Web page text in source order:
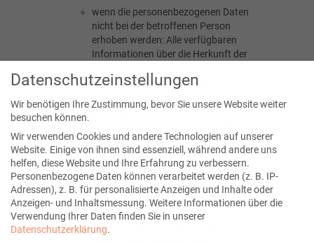
wenn die personenbezogenen Daten
nicht bei der betroffenen Person
erhoben werden: Alle verfügbaren
Informationen über die Herkunft der
das Bestehen einer automatisierten
Entscheidungsfindung einschließlich
Profiling gemäß Artikel 22 Abs.1 und
Fällen — aussagekräftige
Informationen über die involvierte
Logik sowie die Tragweite und die
angestrebten Auswirkungen einer
derartigen Verarbeitung für die
betroffene Person
Ferner steht der betroffenen Person ein
Datenschutzeinstellungen
Wir benötigen Ihre Zustimmung, bevor Sie unsere Website weiter
besuchen können.
Wir verwenden Cookies und andere Technologien auf unserer
Website. Einige von ihnen sind essenziell, während andere uns
helfen, diese Website und Ihre Erfahrung zu verbessern.
Personenbezogene Daten können verarbeitet werden (z. B. IP-
Adressen), z. B. für personalisierte Anzeigen und Inhalte oder
Anzeigen- und Inhaltsmessung. Weitere Informationen über die
Verwendung Ihrer Daten finden Sie in unserer
Datenschutzerklärung.